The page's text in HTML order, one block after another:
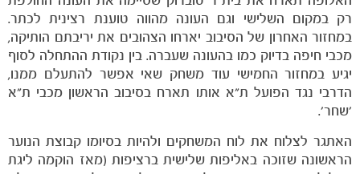
רק במקום השלישי וגם העונה מהווה טוענת רצינית לכתר.
במחזור האחרון של הסיבוב יארחו הצהובים את יריבתם הותיקה,
מכבי חיפה בדיוק כמו בהעונה שעברה. בין נקודת ההתחלה לסוף
יגיע במחזור החמישי עוד משחק שאי אפשר להתעלם ממנו,
הדרבי נגד הפועל ת"א אותו תארח בסיבוב הראשון מכבי ת"א
'שחר'.
האתגר לצלוח את לוח המשחקים ולהיות בסיומו קבוצת הנוער
הראשונה שזוכה באליפות שלישית ברציפות (מאז הוקמה ליגת